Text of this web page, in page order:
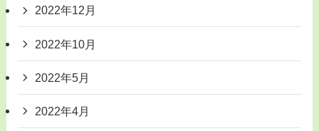
2022年12月
2022年10月
2022年5月
2022年4月